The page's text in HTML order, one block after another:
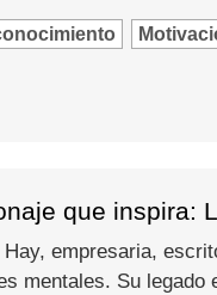
que inspira:
Hay, empresaria,
mentales. Su